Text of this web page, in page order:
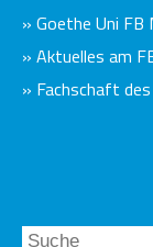
» Goethe Uni FB
» Aktuelles am
» Fachschaft